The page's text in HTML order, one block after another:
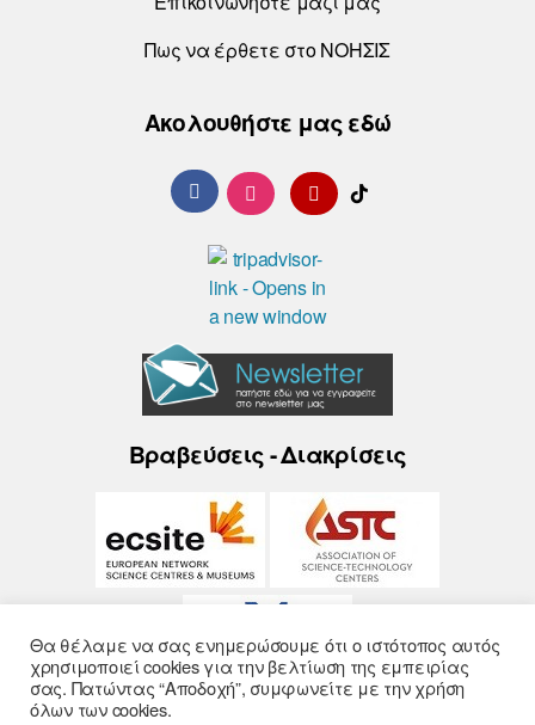
Πως να έρθετε στο ΝΟΗΣΙΣ
Ακολουθήστε μας εδώ
Βραβεύσεις - Διακρίσεις
Θα θέλαμε να σας ενημερώσουμε ότι ο ιστότοπος αυτός
χρησιμοποιεί cookies για την βελτίωση της εμπειρίας
σας. Πατώντας “Αποδοχή”, συμφωνείτε με την χρήση
όλων των cookies.